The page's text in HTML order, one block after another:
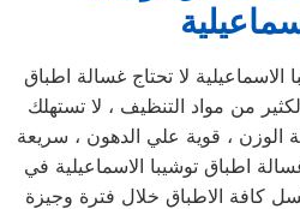
من مواد التنظيف ، لا تستهلك
الوزن ، قوية علي الدهون ، سريعة
اطباق توشيبا الاسماعيلية في
كافة الاطباق خلال فترة وجيزة